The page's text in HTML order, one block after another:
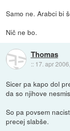
Samo ne. Arabci bi
Nič ne bo.
Thomas
:: 17. apr
Sicer pa kapo dol
da so njihove
So pa povsem
precej slabše.